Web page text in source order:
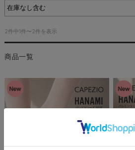
2件中1件〜2件を表示
商品一覧